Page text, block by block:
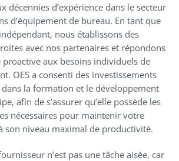
décennies d’expérience dans le secteur
d’équipement de bureau. En tant que
nous établissons des
avec nos partenaires et répondons
proactive aux besoins individuels de
OES a consenti des investissements
la formation et le développement
afin de s’assurer qu’elle possède les
nécessaires pour maintenir votre
son niveau maximal de productivité.
n’est pas une tâche aisée, car